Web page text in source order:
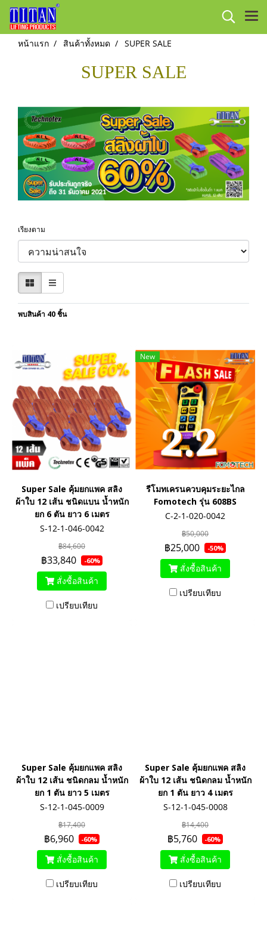
หน้าแรก สินค้าทั้งหมด SUPER SALE
SUPER SALE
เรียงตาม
พบสินค้า 40 ชิ้น
Super Sale คุ้มยกแพค สลิง
ผ้าใบ 12 เส้น ชนิดแบน น้ำหนัก
ยก 6 ตัน ยาว 6 เมตร
S-12-1-046-0042
฿84,600
฿33,840 -60%
สั่งซื้อสินค้า
เปรียบเทียบ
New
รีโมทเครนควบคุมระยะไกล
Fomotech รุ่น 608BS
C-2-1-020-0042
฿50,000
฿25,000 -50%
สั่งซื้อสินค้า
เปรียบเทียบ
Super Sale คุ้มยกแพค สลิง
ผ้าใบ 12 เส้น ชนิดกลม น้ำหนัก
ยก 1 ตัน ยาว 5 เมตร
S-12-1-045-0009
฿17,400
฿6,960 -60%
สั่งซื้อสินค้า
เปรียบเทียบ
Super Sale คุ้มยกแพค สลิง
ผ้าใบ 12 เส้น ชนิดกลม น้ำหนัก
ยก 1 ตัน ยาว 4 เมตร
S-12-1-045-0008
฿14,400
฿5,760 -60%
สั่งซื้อสินค้า
เปรียบเทียบ